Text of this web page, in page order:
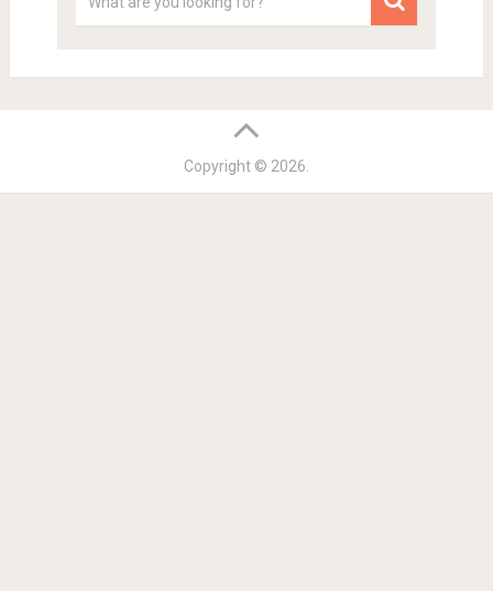
Copyright © 2026.